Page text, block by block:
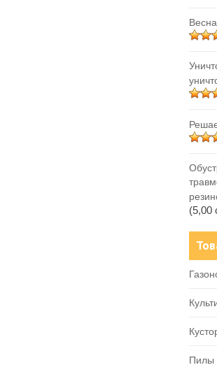
(5,00
Пилы